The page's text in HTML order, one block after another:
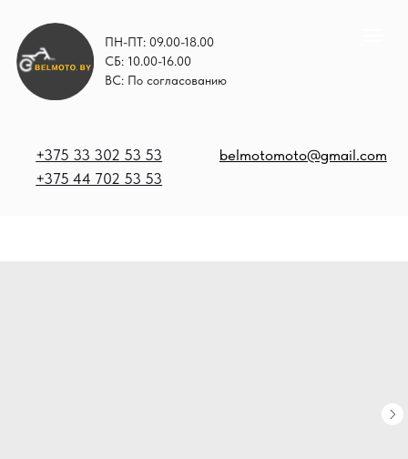
ПН-ПТ: 09.00-18.00
СБ: 10.00-16.00
ВС: По согласованию